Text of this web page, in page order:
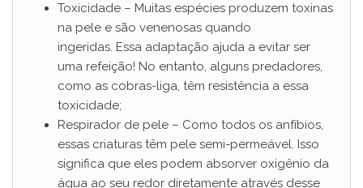
Toxicidade – Muitas espécies produzem toxinas
na pele e são venenosas quando
ingeridas. Essa adaptação ajuda a evitar ser
uma refeição! No entanto, alguns predadores,
como as cobras-liga, têm resistência a essa
toxicidade;
Respirador de pele – Como todos os anfíbios,
essas criaturas têm pele semi-permeável. Isso
significa que eles podem absorver oxigênio da
água ao seu redor diretamente através desse